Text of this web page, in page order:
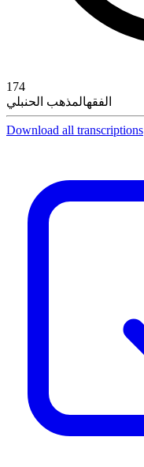
174
الفقهالمذهب الحنبلي
Download all transcriptions